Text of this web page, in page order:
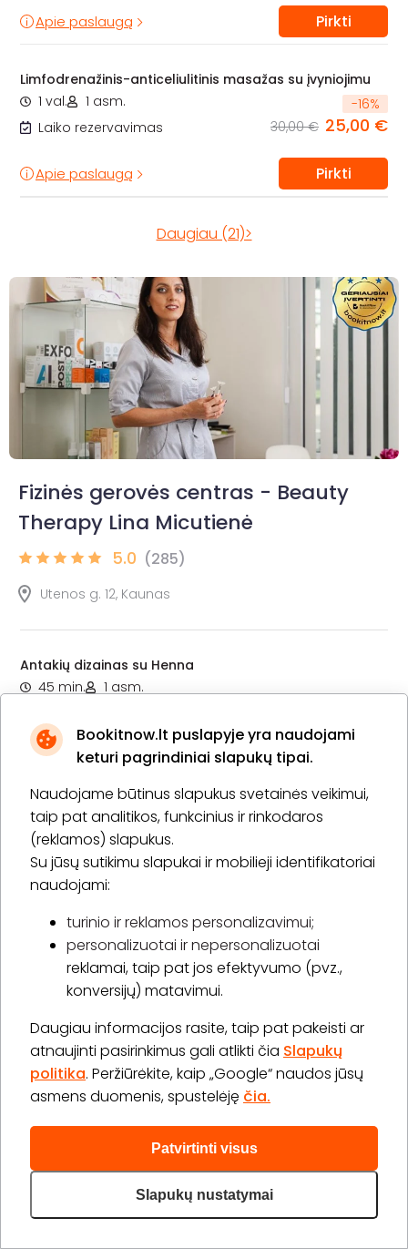
Bookitnow.lt puslapyje yra naudojami
keturi pagrindiniai slapukų tipai.
Naudojame būtinus slapukus svetainės veikimui,
taip pat analitikos, funkcinius ir rinkodaros
(reklamos) slapukus.
Su jūsų sutikimu slapukai ir mobilieji identifikatoriai
naudojami:
turinio ir reklamos personalizavimui;
personalizuotai ir nepersonalizuotai
reklamai, taip pat jos efektyvumo (pvz.,
konversijų) matavimui.
Daugiau informacijos rasite, taip pat pakeisti ar
atnaujinti pasirinkimus gali atlikti čia Slapukų
politika. Peržiūrėkite, kaip „Google“ naudos jūsų
asmens duomenis, spustelėję čia.
Patvirtinti visus
Slapukų nustatymai
Apie paslaugą Pirkti
Limfodrenažinis-anticeliulitinis masažas su įvyniojimu
1 val.
1 asm.
Laiko rezervavimas
-16%
30,00 € 25,00 €
Apie paslaugą Pirkti
Daugiau (21)>
Fizinės gerovės centras - Beauty
Therapy Lina Micutienė
5.0 (285)
Utenos g. 12, Kaunas
Antakių dizainas su Henna
45 min.
1 asm.
20,00 €
Apie paslaugą
Antakių dizainas bei dažymas su Bronsun dažais
20 min.
1 asm.
Laiko rezervavimas
15,00 €
Pirmasis vizitas pas kosmetologę
1 val. 30 min.
1 asm.
Laiko rezervavimas
Apie paslaugą Pirkti
Daugiau (38)>